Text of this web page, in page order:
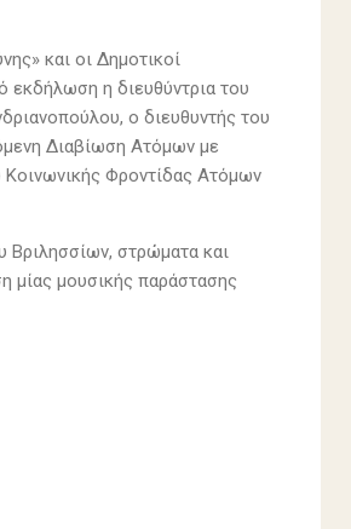
και οι Δημοτικοί
εκδήλωση η διευθύντρια του
ο διευθυντής του
Διαβίωση Ατόμων με
Φροντίδας Ατόμων
στρώματα και
μίας μουσικής παράστασης